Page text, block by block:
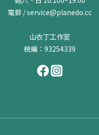
電郵 / service@planedo.cc
山衣丁工作室
統編：93254339